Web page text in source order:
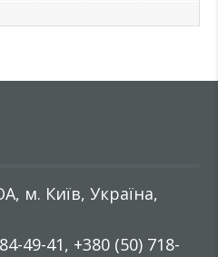
м. Київ, Україна,
49-41, +380 (50) 718-